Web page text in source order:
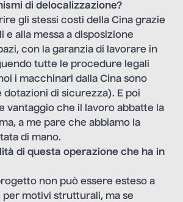
di delocalizzazione?
gli stessi costi della Cina grazie
e alla messa a disposizione
con la garanzia di lavorare in
tutte le procedure legali
i macchinari dalla Cina sono
dotazioni di sicurezza). E poi
vantaggio che il lavoro abbatte la
a me pare che abbiamo la
di mano.
di questa operazione che ha in
non può essere esteso a
motivi strutturali, ma se